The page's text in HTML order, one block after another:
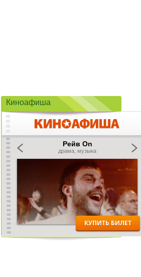
Киноафиша